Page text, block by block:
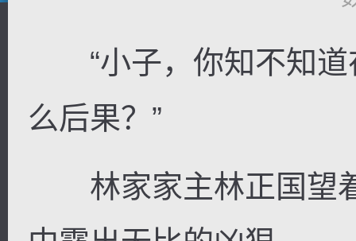
“小子，你知不知道
么后果？”
林家家主林正国望